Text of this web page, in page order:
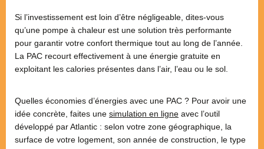
Si l’investissement est loin d’être négligeable, dites-vous
qu’une pompe à chaleur est une solution très performante
pour garantir votre confort thermique tout au long de l’année.
La PAC recourt effectivement à une énergie gratuite en
exploitant les calories présentes dans l’air, l’eau ou le sol.
Quelles économies d’énergies avec une PAC ? Pour avoir une
idée concrète, faites une simulation en ligne avec l’outil
développé par Atlantic : selon votre zone géographique, la
surface de votre logement, son année de construction, le type